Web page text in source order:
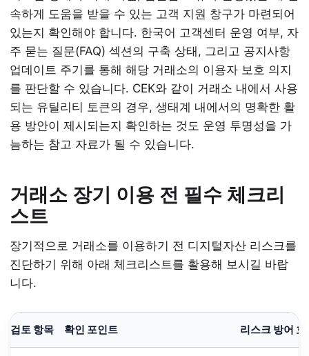
속하게 도움을 받을 수 있는 고객 지원 창구가 마련되어
있는지 확인해야 합니다. 한국어 고객센터 운영 여부, 자
주 묻는 질문(FAQ) 섹션의 구축 상태, 그리고 공지사항
업데이트 주기를 통해 해당 거래소의 이용자 보호 의지
를 판단할 수 있습니다. CEK와 같이 거래소 내에서 사용
되는 유틸리티 토큰의 경우, 생태계 내에서의 명확한 활
용 방안이 제시되는지 확인하는 것도 운영 투명성을 가
늠하는 참고 자료가 될 수 있습니다.
거래소 장기 이용 전 필수 체크리
스트
장기적으로 거래소를 이용하기 전 디지털자산 리스크를
진단하기 위해 아래 체크리스트를 활용해 보시길 바랍
니다.
검토 항목 확인 포인트 리스크 방어 효